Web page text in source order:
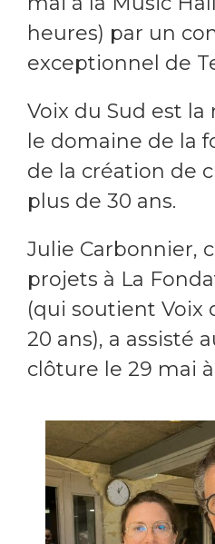
heures) par un
exceptionnel de
Voix du Sud est la
le domaine de la
de la création de
plus de 30 ans.
Julie Carbonnier,
projets à La
(qui soutient Voix
20 ans), a assisté
clôture le 29 mai